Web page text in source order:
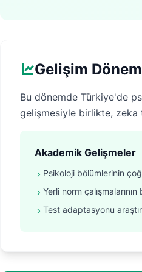
Gelişim
Bu dönemde Türkiye'de
gelişmesiyle birlikte, zeka
Akademik Gelişmeler
Psikoloji bölümlerinin
Yerli norm çalışmalarının
Test adaptasyonu